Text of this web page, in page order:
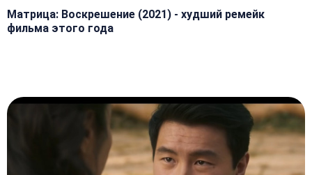
Матрица: Воскрешение (2021) - худший ремейк
фильма этого года